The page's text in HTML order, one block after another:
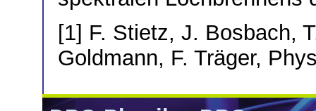
[1] F. Stietz, J. Bosbach,
Goldmann, F. Träger,